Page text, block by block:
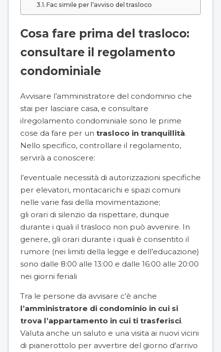
Fac simile per l’avviso del trasloco
Cosa fare prima del trasloco:
consultare il regolamento
condominiale
Avvisare l’amministratore del condominio che
stai per lasciare casa, e consultare
ilregolamento condominiale sono le prime
cose da fare per un trasloco in tranquillità.
Nello specifico, controllare il regolamento,
servirà a conoscere:
l’eventuale necessità di autorizzazioni specifiche
per elevatori, montacarichi e spazi comuni
nelle varie fasi della movimentazione;
gli orari di silenzio da rispettare, dunque
durante i quali il trasloco non può avvenire. In
genere, gli orari durante i quali è consentito il
rumore (nei limiti della legge e dell’educazione)
sono dalle 8:00 alle 13:00 e dalle 16:00 alle 20:00
nei giorni feriali
Tra le persone da avvisare c’è anche
l’amministratore di condominio in cui si
trova l’appartamento in cui ti trasferisci.
Valuta anche un saluto e una visita ai nuovi vicini
di pianerottolo per avvertire del giorno d’arrivo